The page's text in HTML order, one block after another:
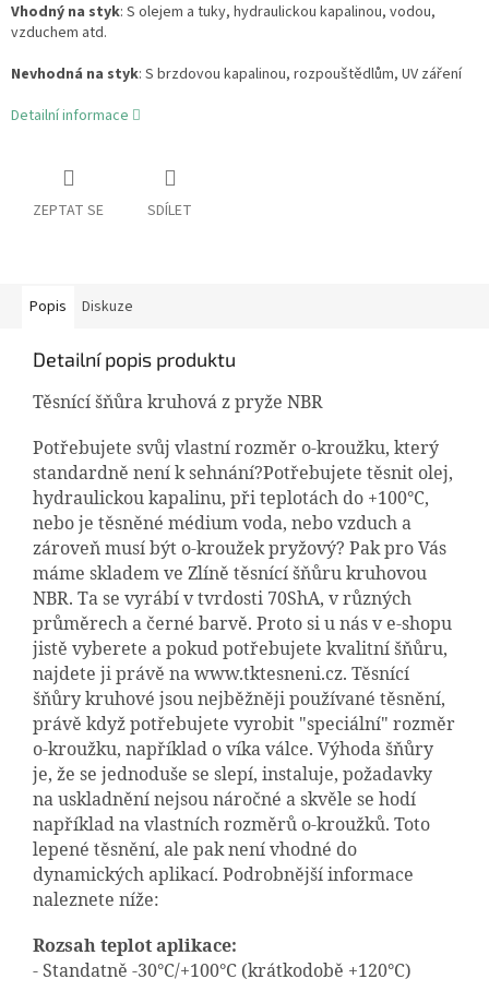
Vhodný na styk: S olejem a tuky, hydraulickou kapalinou, vodou,
vzduchem atd.
Nevhodná na styk: S brzdovou kapalinou, rozpouštědlům, UV záření
Detailní informace
ZEPTAT SE SDÍLET
Popis Diskuze
Detailní popis produktu
Těsnící šňůra kruhová z pryže NBR
Potřebujete svůj vlastní rozměr o-kroužku, který
standardně není k sehnání?Potřebujete těsnit olej,
hydraulickou kapalinu, při teplotách do +100°C,
nebo je těsněné médium voda, nebo vzduch a
zároveň musí být o-kroužek pryžový? Pak pro Vás
máme skladem ve Zlíně těsnící šňůru kruhovou
NBR. Ta se vyrábí v tvrdosti 70ShA, v různých
průměrech a černé barvě. Proto si u nás v e-shopu
jistě vyberete a pokud potřebujete kvalitní šňůru,
najdete ji právě na www.tktesneni.cz. Těsnící
šňůry kruhové jsou nejběžněji používané těsnění,
právě když potřebujete vyrobit "speciální" rozměr
o-kroužku, například o víka válce. Výhoda šňůry
je, že se jednoduše se slepí, instaluje, požadavky
na uskladnění nejsou náročné a skvěle se hodí
například na vlastních rozměrů o-kroužků. Toto
lepené těsnění, ale pak není vhodné do
dynamických aplikací. Podrobnější informace
naleznete níže:
Rozsah teplot aplikace:
- Standatně -30°C/+100°C (krátkodobě +120°C)